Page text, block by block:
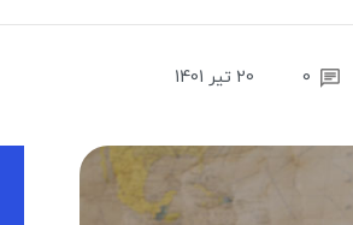
0 20 تیر 1401